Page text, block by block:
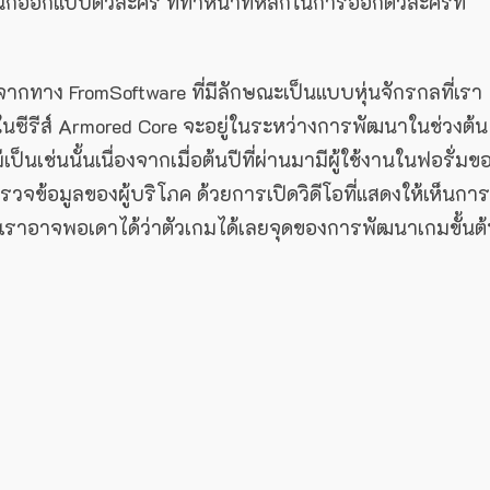
ากทาง FromSoftware ที่มีลักษณะเป็นแบบหุ่นจักรกลที่เรา
รีส์ Armored Core จะอยู่ในระหว่างการพัฒนาในช่วงต้น
ป็นเช่นนั้นเนื่องจากเมื่อต้นปีที่ผ่านมามีผู้ใช้งานในฟอรั่มข
วจข้อมูลของผู้บริโภค ด้วยการเปิดวิดีโอที่แสดงให้เห็นการ
ราอาจพอเดาได้ว่าตัวเกมได้เลยจุดของการพัฒนาเกมขั้น